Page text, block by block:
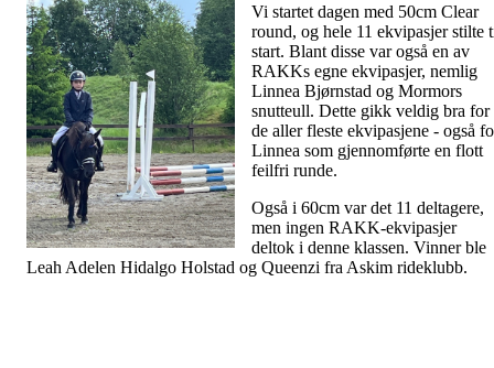
Vi startet dagen med 50cm Clear
round, og hele 11 ekvipasjer stilte
start. Blant disse var også en av
RAKKs egne ekvipasjer, nemlig
Linnea Bjørnstad og Mormors
snutteull. Dette gikk veldig bra for
de aller fleste ekvipasjene - også
Linnea som gjennomførte en flott
feilfri runde.
Også i 60cm var det 11 deltagere,
men ingen RAKK-ekvipasjer
deltok i denne klassen. Vinner ble
Leah Adelen Hidalgo Holstad og Queenzi fra Askim rideklubb.